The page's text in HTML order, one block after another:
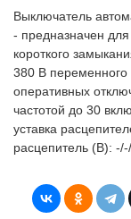
Выключатель
- предназначен для
короткого
380 В переменного
оперативных
частотой до 30
уставка
расцепитель (В):